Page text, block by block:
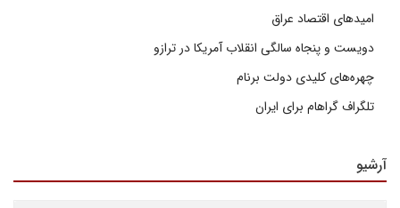
امیدهای اقتصاد عراق
دویست و پنجاه سالگی انقلاب آمریکا در ترازو
چهره‌های کلیدی دولت برنام
تلگراف گراهام برای ایران
آرشیو